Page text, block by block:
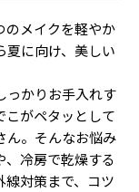
のメイクを軽やか
夏に向け、美しい
っかりお手入れす
こがペタッとして
。そんなお悩み
、冷房で乾燥する
線対策まで、コツ